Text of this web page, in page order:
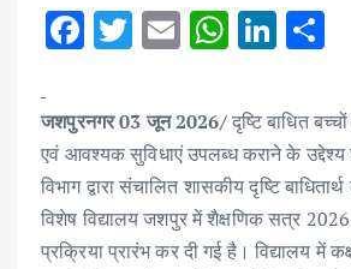
F
e
b
o
o
T
it
te
r
E
ai
l
W
at
s
A
p
Li
k
e
dI
n
e
जशपुरनगर 03 जून 2026/दृष्टि बाधित
एवं आवश्यक सुविधाएं उपलब्ध कराने के
विभाग द्वारा संचालित शासकीय दृष्टि
विशेष विद्यालय जशपुर में शैक्षणिक सत्र
प्रक्रिया प्रारंभ कर दी गई है। विद्यालय में